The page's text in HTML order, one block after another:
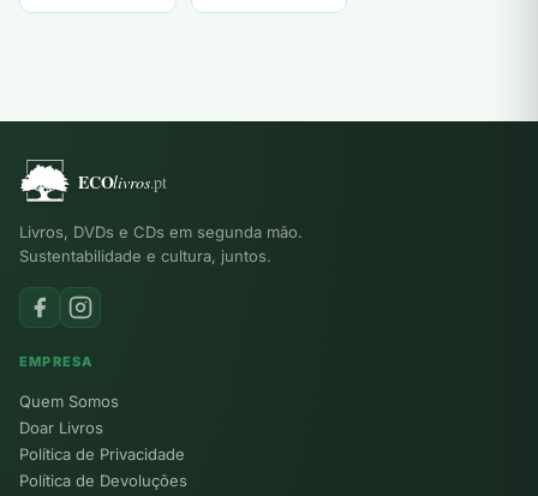
Livros, DVDs e CDs em segunda mão.
Sustentabilidade e cultura, juntos.
EMPRESA
Quem Somos
Doar Livros
Política de Privacidade
Política de Devoluções